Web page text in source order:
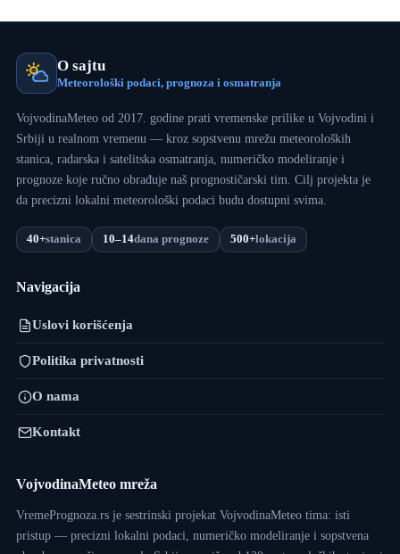
O sajtu
Meteorološki podaci, prognoza i osmatranja
VojvodinaMeteo od 2017. godine prati vremenske prilike u Vojvodini i
Srbiji u realnom vremenu — kroz sopstvenu mrežu meteoroloških
stanica, radarska i satelitska osmatranja, numeričko modeliranje i
prognoze koje ručno obrađuje naš prognostičarski tim. Cilj projekta je
da precizni lokalni meteorološki podaci budu dostupni svima.
40+stanica 10–14dana prognoze 500+lokacija
Navigacija
Uslovi korišćenja
Politika privatnosti
O nama
Kontakt
VojvodinaMeteo mreža
VremePrognoza.rs je sestrinski projekat VojvodinaMeteo tima: isti
pristup — precizni lokalni podaci, numeričko modeliranje i sopstvena